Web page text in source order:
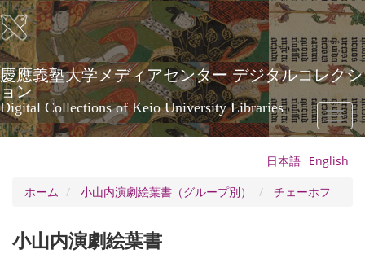
メ
イ
ン
コ
ン
テ
ン
ツ
に
慶應義塾大学メディアセンター デジタルコレクシ
ョン
Digital Collections of Keio University Libraries
Toggle
日本語 English
ホーム
小山内演劇絵葉書（グループ別） チェーホフ
小山内演劇絵葉書